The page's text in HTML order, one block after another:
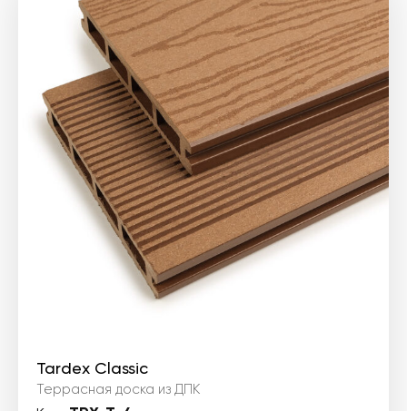
Tardex Classic
Террасная доска из ДПК